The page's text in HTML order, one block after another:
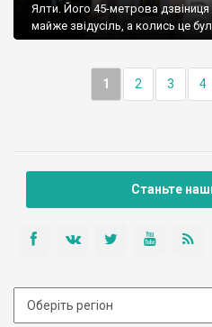
Ялти. Його 45-метрова дзвіниця
майже звідусіль, а колись це
1 2 3 4
Станьте